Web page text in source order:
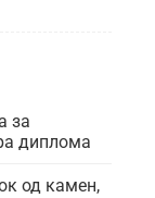
за
диплома
од камен,